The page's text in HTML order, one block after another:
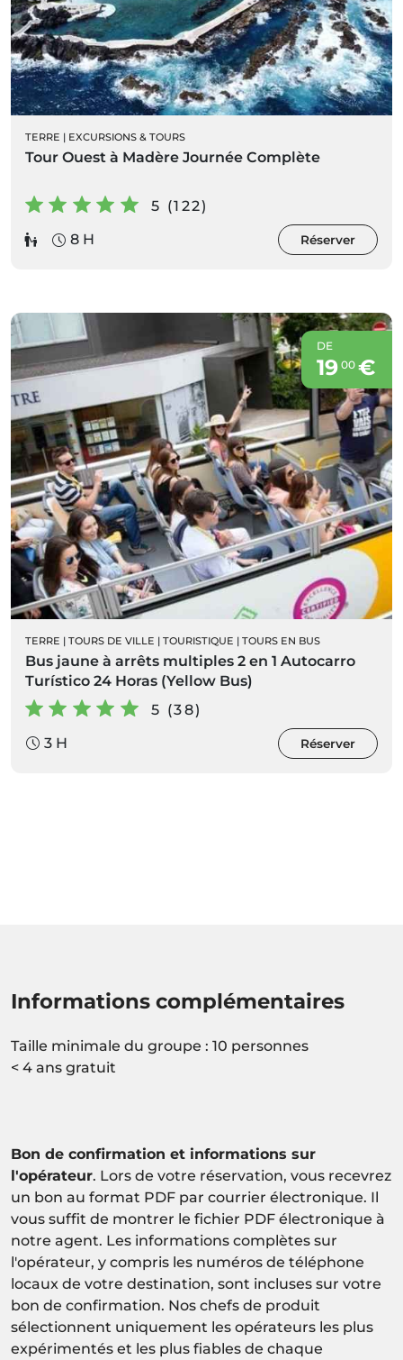
TERRE | EXCURSIONS & TOURS
Tour Ouest à Madère Journée Complète
5 (122)
8 H
Réserver
DE
19 00€
TERRE | TOURS DE VILLE | TOURISTIQUE | TOURS EN BUS
Bus jaune à arrêts multiples 2 en 1 Autocarro
Turístico 24 Horas (Yellow Bus)
5 (38)
3 H
Réserver
Informations complémentaires
Taille minimale du groupe : 10 personnes
< 4 ans gratuit
Bon de confirmation et informations sur
l'opérateur. Lors de votre réservation, vous recevrez
un bon au format PDF par courrier électronique. Il
vous suffit de montrer le fichier PDF électronique à
notre agent. Les informations complètes sur
l'opérateur, y compris les numéros de téléphone
locaux de votre destination, sont incluses sur votre
bon de confirmation. Nos chefs de produit
sélectionnent uniquement les opérateurs les plus
expérimentés et les plus fiables de chaque